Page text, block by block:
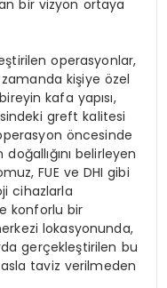
bir vizyon ortaya
operasyonlar,
kişiye özel
kafa yapısı,
greft kalitesi
öncesinde
belirleyen
FUE ve DHI gibi
cihazlarla
konforlu bir
lokasyonunda,
gerçekleştirilen bu
taviz verilmeden